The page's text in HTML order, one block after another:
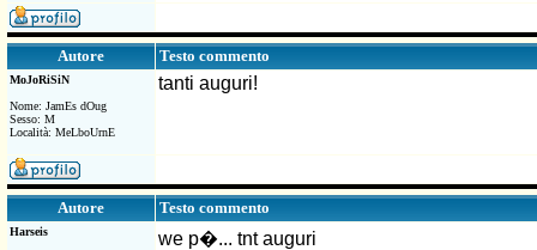
Autore Testo commento
MoJoRiSiN
Nome: JamEs dOug
Sesso: M
Località: MeLboUrnE
tanti auguri!
Autore Testo commento
Harseis
we p�... tnt auguri